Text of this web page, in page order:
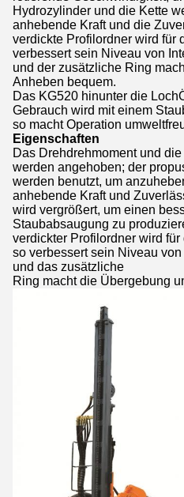
Hydrozylinder und die Kette
anhebende Kraft und die
verdickte Profilordner wird für
verbessert sein Niveau von
und der zusätzliche Ring
Anheben bequem.
Das KG520 hinunter die
Gebrauch wird mit einem
so macht Operation
Eigenschaften
Das Drehdrehmoment und
werden angehoben; der
werden benutzt, um
anhebende Kraft und
wird vergrößert, um einen
Staubabsaugung zu
verdickter Profilordner wird
so verbessert sein Niveau
und das zusätzliche
Ring macht die Übergebung